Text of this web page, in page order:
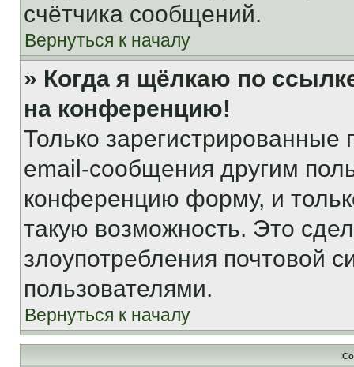
счётчика сообщений.
Вернуться к началу
» Когда я щёлкаю по
на конференцию!
Только зарегистрированные
email-сообщения другим
конференцию форму, и
такую возможность. Это
злоупотребления почтовой
пользователями.
Вернуться к началу